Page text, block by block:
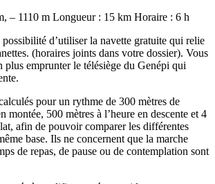
– 1110 m Longueur : 15 km Horaire : 6 h
possibilité d’utiliser la navette gratuite qui relie
(horaires joints dans votre dossier). Vous
plus emprunter le télésiège du Genépi qui
pour un rythme de 300 mètres de
montée, 500 mètres à l’heure en descente et 4
afin de pouvoir comparer les différentes
base. Ils ne concernent que la marche
de repas, de pause ou de contemplation sont